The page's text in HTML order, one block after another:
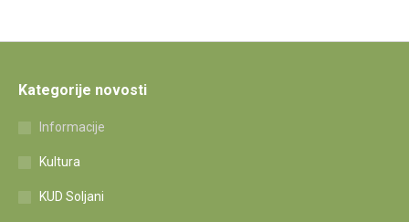
Kategorije novosti
Informacije
Kultura
KUD Soljani